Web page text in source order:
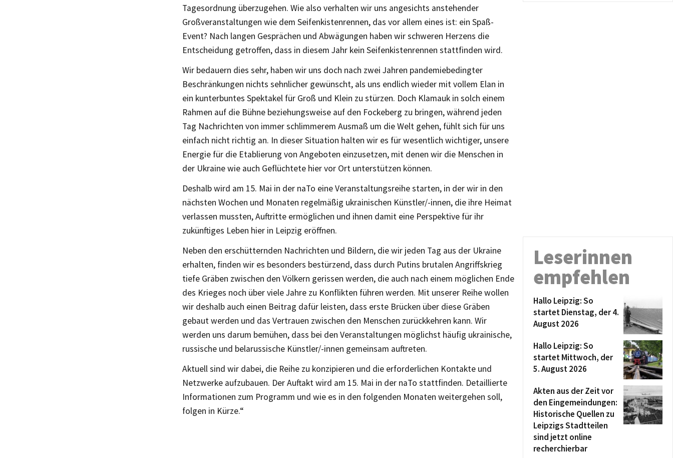
Tagesordnung überzugehen. Wie also verhalten wir uns angesichts anstehender
Großveranstaltungen wie dem Seifenkistenrennen, das vor allem eines ist: ein Spaß-
Event? Nach langen Gesprächen und Abwägungen haben wir schweren Herzens die
Entscheidung getroffen, dass in diesem Jahr kein Seifenkistenrennen stattfinden wird.
Wir bedauern dies sehr, haben wir uns doch nach zwei Jahren pandemiebedingter
Beschränkungen nichts sehnlicher gewünscht, als uns endlich wieder mit vollem Elan in
ein kunterbuntes Spektakel für Groß und Klein zu stürzen. Doch Klamauk in solch einem
Rahmen auf die Bühne beziehungsweise auf den Fockeberg zu bringen, während jeden
Tag Nachrichten von immer schlimmerem Ausmaß um die Welt gehen, fühlt sich für uns
einfach nicht richtig an. In dieser Situation halten wir es für wesentlich wichtiger, unsere
Energie für die Etablierung von Angeboten einzusetzen, mit denen wir die Menschen in
der Ukraine wie auch Geflüchtete hier vor Ort unterstützen können.
Deshalb wird am 15. Mai in der naTo eine Veranstaltungsreihe starten, in der wir in den
nächsten Wochen und Monaten regelmäßig ukrainischen Künstler/-innen, die ihre Heimat
verlassen mussten, Auftritte ermöglichen und ihnen damit eine Perspektive für ihr
zukünftiges Leben hier in Leipzig eröffnen.
Neben den erschütternden Nachrichten und Bildern, die wir jeden Tag aus der Ukraine
erhalten, finden wir es besonders bestürzend, dass durch Putins brutalen Angriffskrieg
tiefe Gräben zwischen den Völkern gerissen werden, die auch nach einem möglichen Ende
des Krieges noch über viele Jahre zu Konflikten führen werden. Mit unserer Reihe wollen
wir deshalb auch einen Beitrag dafür leisten, dass erste Brücken über diese Gräben
gebaut werden und das Vertrauen zwischen den Menschen zurückkehren kann. Wir
werden uns darum bemühen, dass bei den Veranstaltungen möglichst häufig ukrainische,
russische und belarussische Künstler/-innen gemeinsam auftreten.
Aktuell sind wir dabei, die Reihe zu konzipieren und die erforderlichen Kontakte und
Netzwerke aufzubauen. Der Auftakt wird am 15. Mai in der naTo stattfinden. Detaillierte
Informationen zum Programm und wie es in den folgenden Monaten weitergehen soll,
folgen in Kürze.“
Leserinnen
empfehlen
Hallo Leipzig: So
startet Dienstag, der 4.
August 2026
Hallo Leipzig: So
startet Mittwoch, der
5. August 2026
Akten aus der Zeit vor
den Eingemeindungen:
Historische Quellen zu
Leipzigs Stadtteilen
sind jetzt online
recherchierbar